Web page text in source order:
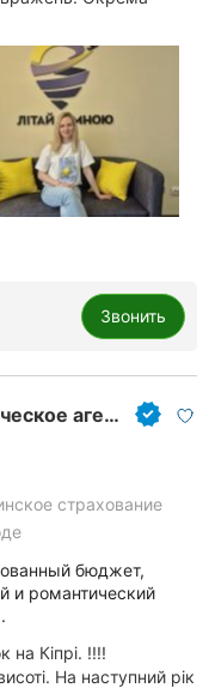
Звонить
Star Tour by Natali Ladik, туристическое агентство
страхование
бюджет,
и романтический
на Кіпрі. !!!!
На наступний рік